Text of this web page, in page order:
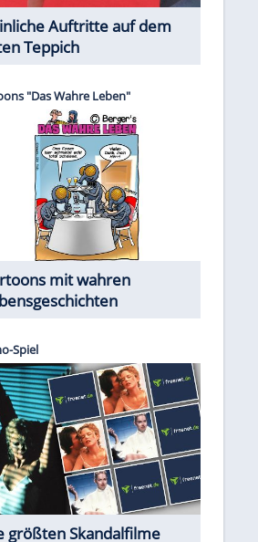
Die Öffentlichkeit
Peinliche
roten Teppich